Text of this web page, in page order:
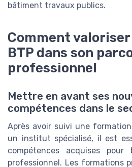
bâtiment travaux publics.
Comment
BTP dans son
professionnel
Mettre en avant ses
compétences dans le
Après avoir suivi une
un institut spécialisé, il est
compétences acquises pour
professionnel. Les formations